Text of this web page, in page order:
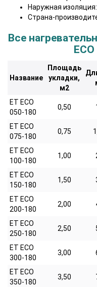
Наружная
Страна-
Все
Название
Площадь
укладки,
м2
ET ECO
050-180
0,50
ET ECO
075-180
0,75
ET ECO
100-180
1,00
ET ECO
150-180
1,50
ET ECO
200-180
2,00
ET ECO
250-180
2,50
ET ECO
300-180
3,00
ET ECO
350-180
3,50